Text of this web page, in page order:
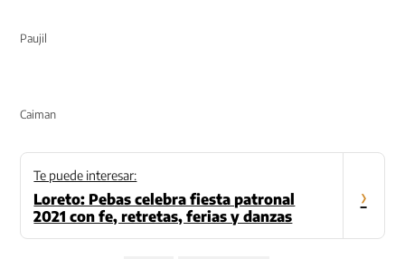
Paujil
Caiman
Te puede interesar:
Loreto: Pebas celebra fiesta patronal
2021 con fe, retretas, ferias y danzas
›